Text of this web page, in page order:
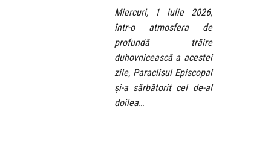
Miercuri, 1 iulie 2026,
într-o atmosfera de
profundă trăire
duhovnicească a acestei
zile, Paraclisul Episcopal
și-a sărbătorit cel de-al
doilea…